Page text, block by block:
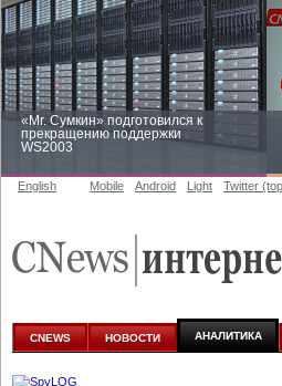
«Mr. Сумкин» подготовился к
прекращению поддержки
WS2003
аналитике
English Mobile Android Light Twitter
CNEWS НОВОСТИ АНАЛИТИКА